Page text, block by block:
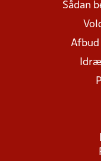
Sådan
Afbud